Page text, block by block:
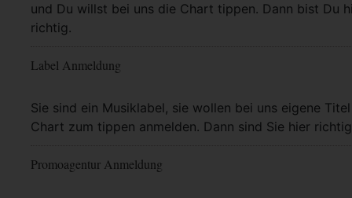
und Du willst bei uns die Chart tippen. Dann bist Du
richtig.
Label Anmeldung
Sie sind ein Musiklabel, sie wollen bei uns eigene
Chart zum tippen anmelden. Dann sind Sie hier
Mehr Info
Promoagentur Anmeldung
Mehr Info